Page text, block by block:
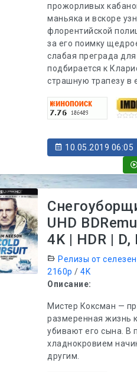
прожорливых
маньяка и вскоре
флорентийской
за его поимку
слабая преграда
подбирается к
страшную трапезу в
10.05.2019 06:05
UHD
4K | HDR | D,
Релизы от
2160p /4K
Описание:
Мистер Коксман —
размеренная жизнь
убивают его сына. В
хладнокровием
другим.